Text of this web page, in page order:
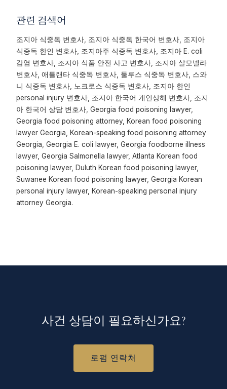
관련 검색어
조지아 식중독 변호사, 조지아 식중독 한국어 변호사, 조지아
식중독 한인 변호사, 조지아주 식중독 변호사, 조지아 E. coli
감염 변호사, 조지아 식품 안전 사고 변호사, 조지아 살모넬라
변호사, 애틀랜타 식중독 변호사, 둘루스 식중독 변호사, 스와
니 식중독 변호사, 노크로스 식중독 변호사, 조지아 한인
personal injury 변호사, 조지아 한국어 개인상해 변호사, 조지
아 한국어 상담 변호사, Georgia food poisoning lawyer,
Georgia food poisoning attorney, Korean food poisoning
lawyer Georgia, Korean-speaking food poisoning attorney
Georgia, Georgia E. coli lawyer, Georgia foodborne illness
lawyer, Georgia Salmonella lawyer, Atlanta Korean food
poisoning lawyer, Duluth Korean food poisoning lawyer,
Suwanee Korean food poisoning lawyer, Georgia Korean
personal injury lawyer, Korean-speaking personal injury
attorney Georgia.
사건 상담이 필요하신가요?
로펌 연락처